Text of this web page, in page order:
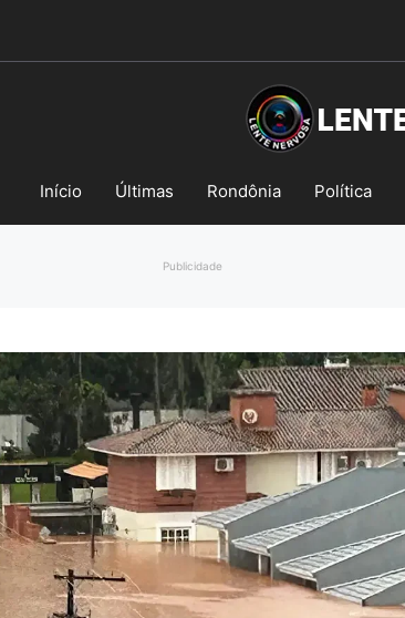
Início Últimas Rondônia Política
Publicidade